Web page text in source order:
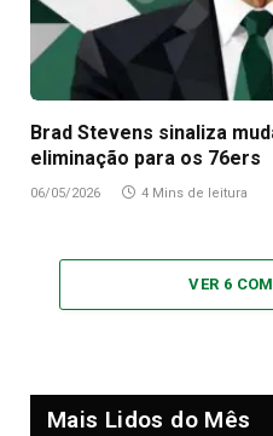
Brad Stevens sinaliza
eliminação para os 76ers
06/05/2026 4 Mins de leitura
VER 6
Mais Lidos do Mês